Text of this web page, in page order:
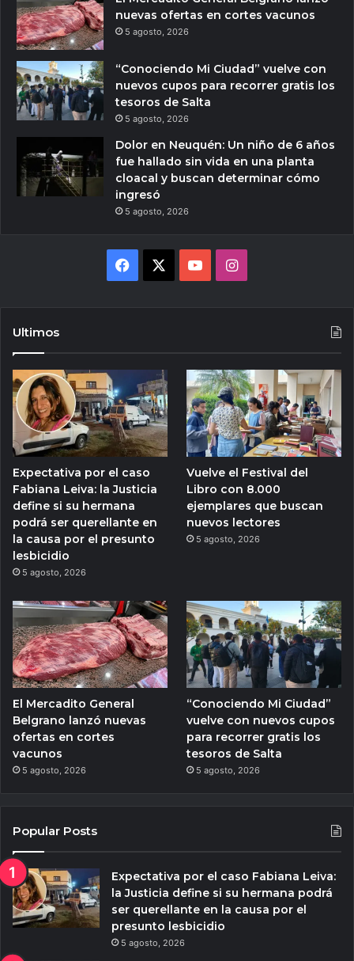
nuevas ofertas en cortes vacunos
5 agosto, 2026
“Conociendo Mi Ciudad” vuelve con
nuevos cupos para recorrer gratis los
tesoros de Salta
5 agosto, 2026
Dolor en Neuquén: Un niño de 6 años
fue hallado sin vida en una planta
cloacal y buscan determinar cómo
ingresó
5 agosto, 2026
Facebook YouTubeInstagram
Ultimos
Expectativa por el caso
Fabiana Leiva: la Justicia
define si su hermana
podrá ser querellante en
la causa por el presunto
lesbicidio
5 agosto, 2026
Vuelve el Festival del
Libro con 8.000
ejemplares que buscan
nuevos lectores
5 agosto, 2026
El Mercadito General
Belgrano lanzó nuevas
ofertas en cortes
vacunos
5 agosto, 2026
“Conociendo Mi Ciudad”
vuelve con nuevos cupos
para recorrer gratis los
tesoros de Salta
5 agosto, 2026
Popular Posts
Expectativa por el caso Fabiana Leiva:
la Justicia define si su hermana podrá
ser querellante en la causa por el
presunto lesbicidio
5 agosto, 2026